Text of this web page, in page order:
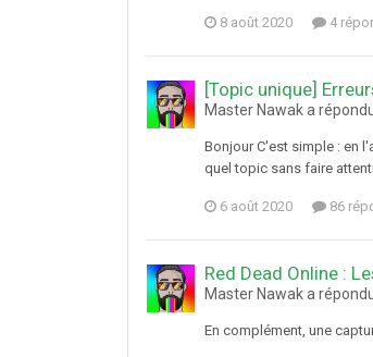
8 août 2020 4
[Topic unique]
Master Nawak a
Bonjour C'est simple : en
quel topic sans faire
6 août 2020 86
Red Dead Online :
Master Nawak a
En complément, une